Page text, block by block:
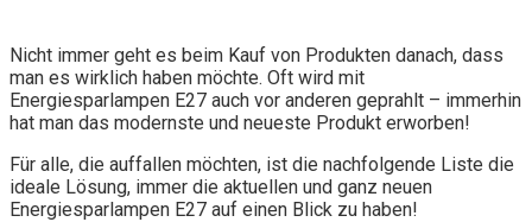
Nicht immer geht es beim Kauf von Produkten danach, dass
man es wirklich haben möchte. Oft wird mit
Energiesparlampen E27 auch vor anderen geprahlt – immerhin
hat man das modernste und neueste Produkt erworben!
Für alle, die auffallen möchten, ist die nachfolgende Liste die
ideale Lösung, immer die aktuellen und ganz neuen
Energiesparlampen E27 auf einen Blick zu haben!